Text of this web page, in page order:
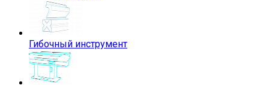
Гибочный инструмент